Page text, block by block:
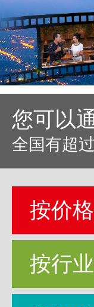
您可以
全国有超
按价格
按行业